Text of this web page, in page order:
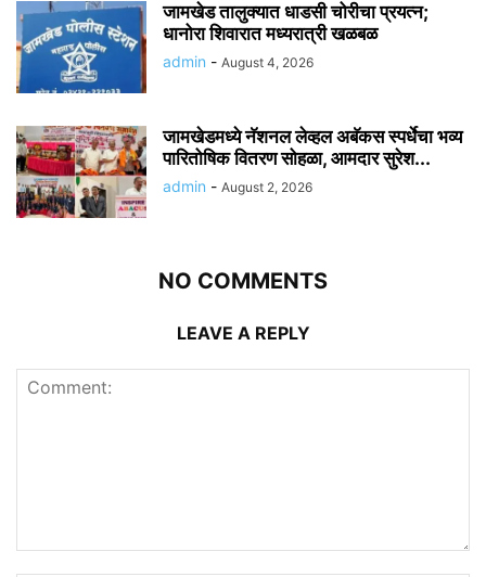
जामखेड तालुक्यात धाडसी चोरीचा प्रयत्न;
धानोरा शिवारात मध्यरात्री खळबळ
admin - August 4, 2026
जामखेडमध्ये नॅशनल लेव्हल अबॅकस स्पर्धेचा भव्य
पारितोषिक वितरण सोहळा, आमदार सुरेश...
admin - August 2, 2026
NO COMMENTS
LEAVE A REPLY